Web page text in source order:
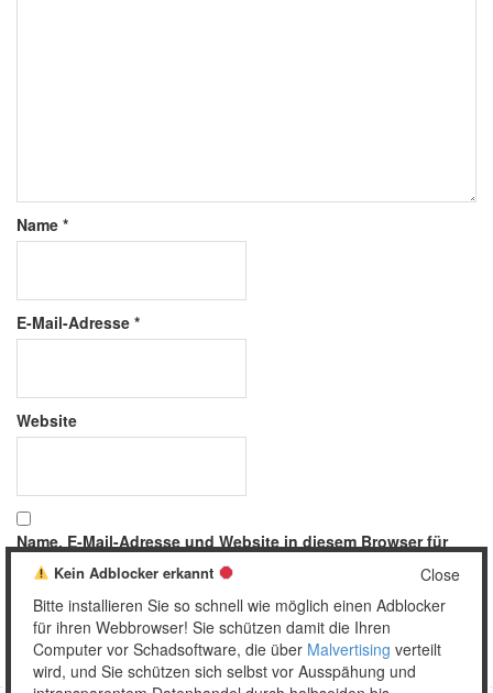
Name *
E-Mail-Adresse *
Website
Name, E-Mail-Adresse und Website in diesem Browser für
meinen nächsten Kommentar speichern.
Close
Kein Adblocker erkannt
Bitte installieren Sie so schnell wie möglich einen Adblocker
für ihren Webbrowser! Sie schützen damit die Ihren
Computer vor Schadsoftware, die über Malvertising verteilt
wird, und Sie schützen sich selbst vor Ausspähung und